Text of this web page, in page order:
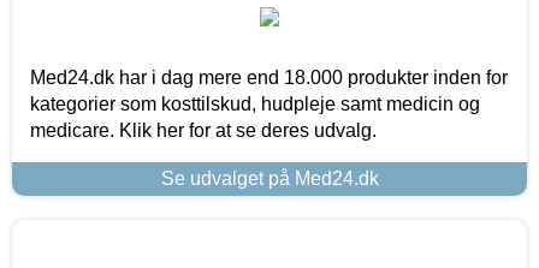
Med24.dk har i dag mere end 18.000 produkter inden for
kategorier som kosttilskud, hudpleje samt medicin og
medicare. Klik her for at se deres udvalg.
Se udvalget på Med24.dk